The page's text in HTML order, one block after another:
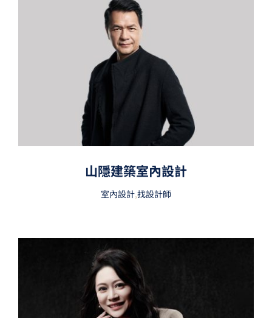
山隱建築室內設計
室內設計,找設計師